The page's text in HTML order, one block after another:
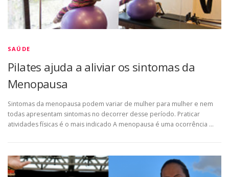
SAÚDE
Pilates ajuda a aliviar os sintomas da
Menopausa
Sintomas da menopausa podem variar de mulher para mulher e nem
todas apresentam sintomas no decorrer desse período. Praticar
atividades físicas é o mais indicado A menopausa é uma ocorrência …